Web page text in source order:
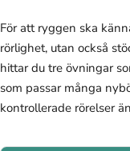
För att ryggen ska
rörlighet, utan också
hittar du tre övningar
som passar många
kontrollerade rörelser